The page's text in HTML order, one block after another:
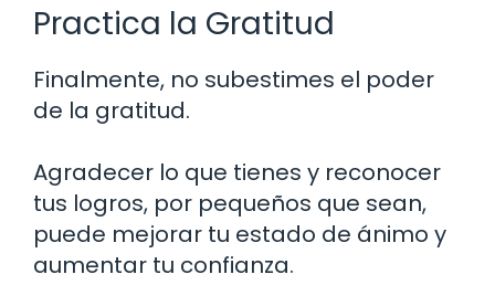
Practica la Gratitud
Finalmente, no subestimes el poder
de la gratitud.
Agradecer lo que tienes y reconocer
tus logros, por pequeños que sean,
puede mejorar tu estado de ánimo y
aumentar tu confianza.